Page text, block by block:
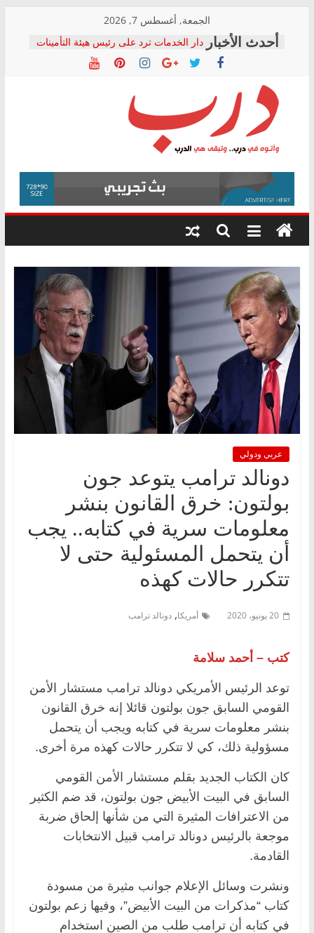
content
الجمعة, أغسطس 7, 2026
المجلس القومي لحقوق الإنسان يعلن
متابعة قضية الدكتور محمد زهران.. ويؤكد:
قرينة البراءة وضمانات المحاكمة العادلة
حق أصيل
بعد مؤتمره الصحفي: إنكار الأزمة لا ينهي
معاناة أصحاب المعاشات.. ونطالب بكشف
الشركة المنفذة
فرحات سليمان يكتب: القطاع الصحي إلى
أين؟
في الصحة” بالإسكندرية لرصد الانتهاكات
ودعم المرضى
صور .. اعتماد الرسومات النهائية للقرار
الوزاري لمدينة الصحفيين.. وانتهاء أعمال
إنشاء المبنى الإداري
درب
وأتوه
درب..
وتبقى
هي
عربي ودولي
دونالد ترامب يتوعد جون
بولتون: خرق القانون بنشر
معلومات سرية في كتابه.. يجب
أن يتحمل المسئولية حتى لا
تتكرر حالات كهذه
20 يونيو، 2020 أمريكا, دونالد ترامب
كتب – أحمد سلامة
توعد الرئيس الأمريكي دونالد ترامب مستشار الأمن
القومي السابق جون بولتون قائلا إنه خرق القانون
بنشر معلومات سرية في كتابه ويجب أن يتحمل
مسؤولية ذلك، كي لا تتكرر حالات كهذه مرة أخرى.
كان الكتاب الجديد بقلم مستشار الأمن القومي
السابق في البيت الأبيض جون بولتون، قد ضم الكثير
من الاعترافات المثيرة التي من شأنها إلحاق ضربة
موجعة بالرئيس دونالد ترامب قبيل الانتخابات
القادمة.
ونشرت وسائل الإعلام جوانب مثيرة من مسودة
كتاب “مذكرات من البيت الأبيض”، وفيها زعم بولتون
في كتابه أن ترامب طلب من الصين استخدام